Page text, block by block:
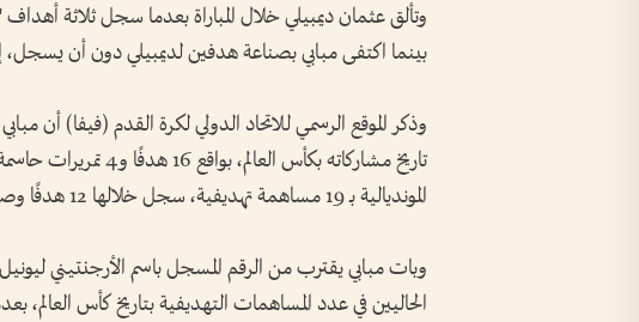
وتألق عثمان ديمبيلي خلال المباراة بعدما سجل ثلاثة
بينما اكتفى مبابي بصناعة هدفين لديمبيلي دون أن يسجل،
تاريخ مشاركاته بكأس
المونديالية بـ 19 مساهمة تهديفية، سجل خلالها 12 هدفًا وصنع 7 أهداف.
وبات مبابي يقترب من الرقم المسجل باسم الأرجنتيني